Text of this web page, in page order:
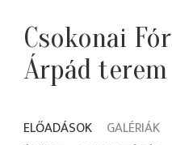
Csokonai
Árpád terem
ELŐADÁSOK GALÉRIÁK